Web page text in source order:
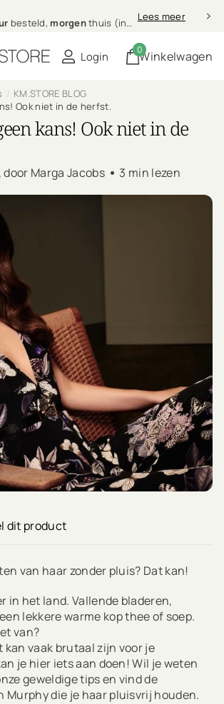
besteld, morgenthuis (in NL & BE) Lees meer
Login Winkelwagen
0
KM.STORE BLOG
Ook niet in de herfst.
kans! Ook niet in de
door Marga Jacobs 3 min lezen
dit product
van haar zonder pluis? Dat kan!
in het land. Vallende bladeren,
lekkere warme kop thee of soep.
van?
kan vaak brutaal zijn voor je
je hier iets aan doen! Wil je weten
geweldige tips en vind de
Murphy die je haar pluisvrij houden.